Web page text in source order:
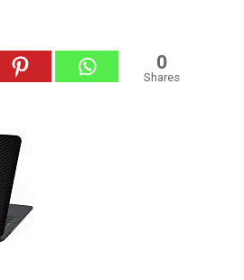
0
Shares